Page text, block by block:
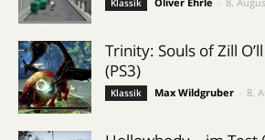
Klassik
Trinity: Souls of Zill
(PS3)
Klassik Max Wildgruber 8.